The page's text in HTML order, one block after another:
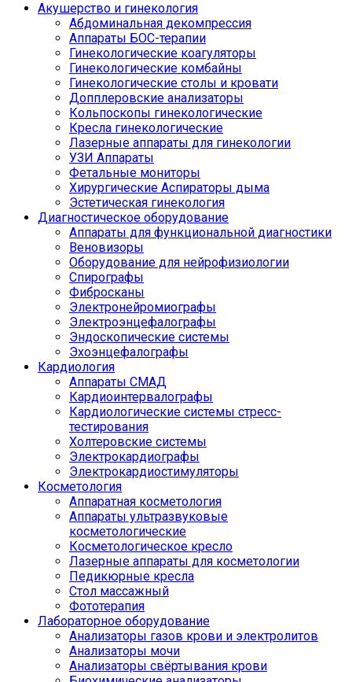
Акушерство и гинекология
Абдоминальная декомпрессия
Аппараты БОС-терапии
Гинекологические коагуляторы
Гинекологические комбайны
Гинекологические столы и кровати
Допплеровские анализаторы
Кольпоскопы гинекологические
Кресла гинекологические
Лазерные аппараты для гинекологии
УЗИ Аппараты
Фетальные мониторы
Хирургические Аспираторы дыма
Эстетическая гинекология
Диагностическое оборудование
Аппараты для функциональной диагностики
Веновизоры
Оборудование для нейрофизиологии
Спирографы
Фибросканы
Электронейромиографы
Электроэнцефалографы
Эндоскопические системы
Эхоэнцефалографы
Кардиология
Аппараты СМАД
Кардиоинтервалографы
Кардиологические системы стресс-
тестирования
Холтеровские системы
Электрокардиографы
Электрокардиостимуляторы
Косметология
Аппаратная косметология
Аппараты ультразвуковые
косметологические
Косметологическое кресло
Лазерные аппараты для косметологии
Педикюрные кресла
Стол массажный
Фототерапия
Лабораторное оборудование
Анализаторы газов крови и электролитов
Анализаторы мочи
Анализаторы свёртывания крови